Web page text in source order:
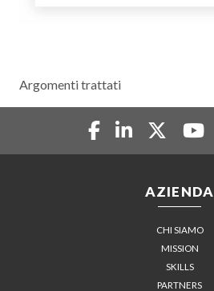
Argomenti trattati
AZIENDA
CHI SIAMO
MISSION
SKILLS
PARTNERS